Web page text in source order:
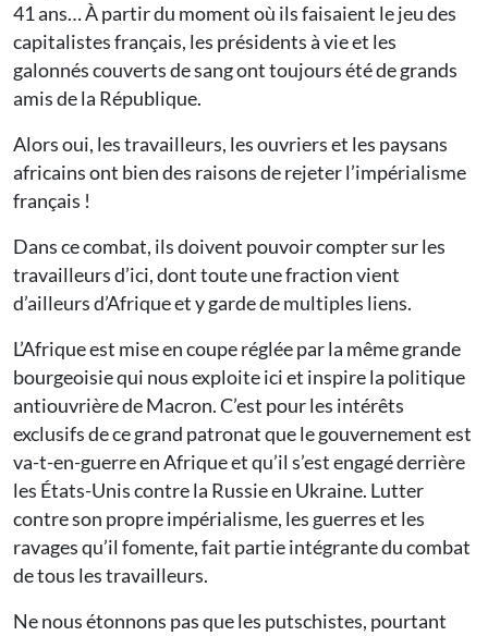
41 ans… À partir du moment où ils faisaient le jeu des
capitalistes français, les présidents à vie et les
galonnés couverts de sang ont toujours été de grands
amis de la République.
Alors oui, les travailleurs, les ouvriers et les paysans
africains ont bien des raisons de rejeter l’impérialisme
français !
Dans ce combat, ils doivent pouvoir compter sur les
travailleurs d’ici, dont toute une fraction vient
d’ailleurs d’Afrique et y garde de multiples liens.
L’Afrique est mise en coupe réglée par la même grande
bourgeoisie qui nous exploite ici et inspire la politique
antiouvrière de Macron. C’est pour les intérêts
exclusifs de ce grand patronat que le gouvernement est
va-t-en-guerre en Afrique et qu’il s’est engagé derrière
les États-Unis contre la Russie en Ukraine. Lutter
contre son propre impérialisme, les guerres et les
ravages qu’il fomente, fait partie intégrante du combat
de tous les travailleurs.
Ne nous étonnons pas que les putschistes, pourtant